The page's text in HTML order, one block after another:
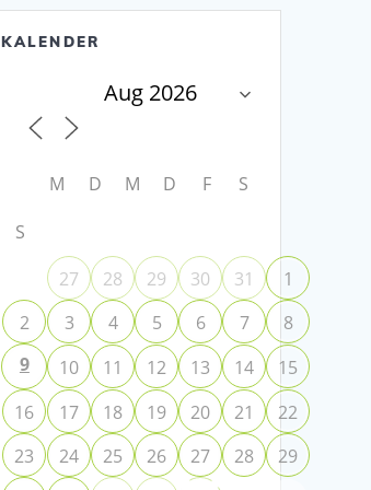
KALENDER
M D M D F
S
S
27
28 29 30 31
1
2
3 4 5 6 7
8
9
10 11 12 13 14
15
16
17 18 19 20 21
22
23
24 25 26 27 28
29